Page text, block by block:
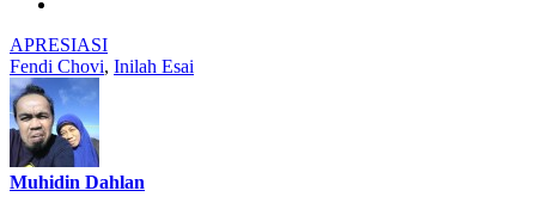
APRESIASI
Fendi Chovi, Inilah Esai
Muhidin Dahlan